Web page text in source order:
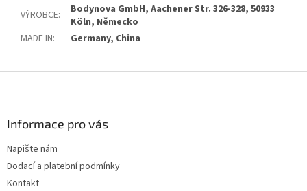
VÝROBCE:
Bodynova GmbH, Aachener Str. 326-328, 50933
Köln, Německo
MADE IN: Germany, China
Informace pro vás
Napište nám
Dodací a platební podmínky
Kontakt